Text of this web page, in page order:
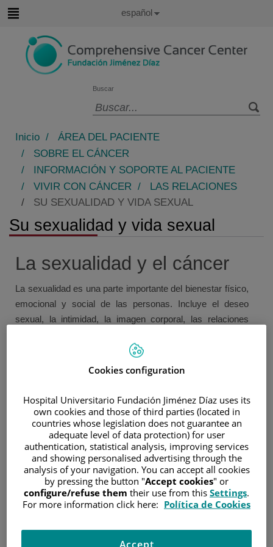
contenido
Buscar
idioma
Idioma
Español
Inicio / ÁREA DEL PACIENTE
/ SOBRE EL CÁNCER
/ INFORMACIÓN Y SOPORTE AL PACIENTE
/ VIVIR CON CÁNCER / LAS RELACIONES
/ SU SEXUALIDAD Y VIDA SEXUAL
Su sexualidad y vida sexual
La sexualidad y el cáncer
La sexualidad es una parte importante del bienestar físico,
emocional y social de las personas. Incluye el deseo
sexual, la intimidad, la imagen corporal, las relaciones
expresa su identidad sexual. La sexualidad es única para
cada individuo y puede cambiar a lo largo de la vida.
consideran la salud sexual una parte fundamental de la
atención integral del paciente con cáncer.
El cáncer y sus tratamientos pueden afectar la sexualidad
de diferentes maneras. Algunas personas experimentan
cambios temporales, mientras que otras pueden presentar
efectos más duraderos. Sin embargo, muchas personas
consiguen mantener o recuperar una vida íntima y sexual
satisfactoria con información adecuada, apoyo profesional
Cookies configuration
Hospital Universitario Fundación Jiménez Díaz uses its
own cookies and those of third parties (located in
countries whose legislation does not guarantee an
adequate level of data protection) for user
authentication, statistical analysis, improving services
and showing personalised advertising through the
analysis of your navigation. You can accept all cookies
by pressing the button "Accept cookies" or
configure/refuse them their use from this Settings.
For more information click here: Política de Cookies
Accept